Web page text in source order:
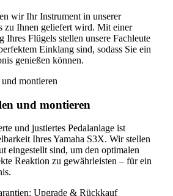
wir Ihr Instrument in unserer
zu Ihnen geliefert wird. Mit einer
Ihres Flügels stellen unsere Fachleute
Einklang sind, sodass Sie ein
genießen können.
und montieren
und justiertes Pedalanlage ist
Ihres Yamaha S3X. Wir stellen
eingestellt sind, um den optimalen
Reaktion zu gewährleisten – für ein